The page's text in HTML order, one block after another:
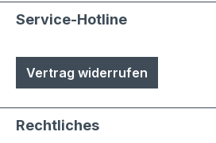
Service-Hotline
Vertrag widerrufen
Rechtliches